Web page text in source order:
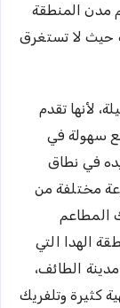
مدن المنطقة
حيث لا تستغرق
لأنها تقدم
سهولة في
في نطاق
مختلفة من
المطاعم
الهدا التي
الطائف،
كثيرة وتلفريك